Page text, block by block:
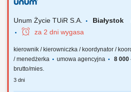
Unum Życie TUiR S.A. Białystok
za 2 dni wygasa
kierownik / kierowniczka / koordynator /
/ menedżerka
umowa agencyjna
8 000
brutto/mies.
3 dni